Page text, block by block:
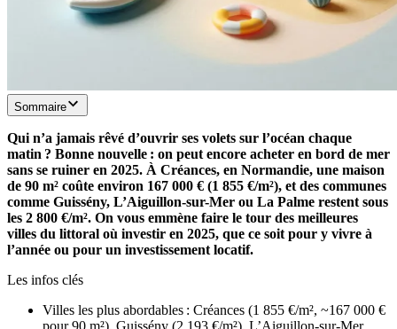
Sommaire
Qui n’a jamais rêvé d’ouvrir ses volets sur l’océan chaque
matin ? Bonne nouvelle : on peut encore acheter en bord de mer
sans se ruiner en 2025. À Créances, en Normandie, une maison
de 90 m² coûte environ 167 000 € (1 855 €/m²), et des communes
comme Guissény, L’Aiguillon-sur-Mer ou La Palme restent sous
les 2 800 €/m². On vous emmène faire le tour des meilleures
villes du littoral où investir en 2025, que ce soit pour y vivre à
l’année ou pour un investissement locatif.
Les infos clés
Villes les plus abordables : Créances (1 855 €/m², ~167 000 €